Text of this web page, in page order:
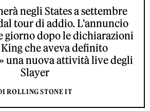
negli States a settembre
tour di addio. L'annuncio
giorno dopo le dichiarazioni
che aveva definito
una nuova attività live degli
Slayer
ROLLING STONE IT